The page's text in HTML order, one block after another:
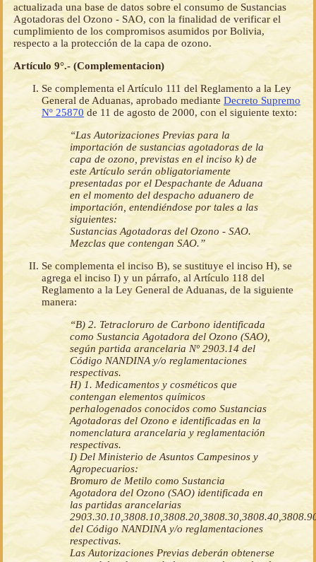
actualizada una base de datos sobre el consumo de Sustancias
Agotadoras del Ozono - SAO, con la finalidad de verificar el
cumplimiento de los compromisos asumidos por Bolivia,
respecto a la protección de la capa de ozono.
Artículo 9°.- (Complementacion)
Se complementa el Artículo 111 del Reglamento a la Ley
General de Aduanas, aprobado mediante Decreto Supremo
Nº 25870 de 11 de agosto de 2000, con el siguiente texto:
“Las Autorizaciones Previas para la
importación de sustancias agotadoras de la
capa de ozono, previstas en el inciso k) de
este Artículo serán obligatoriamente
presentadas por el Despachante de Aduana
en el momento del despacho aduanero de
importación, entendiéndose por tales a las
siguientes:
Sustancias Agotadoras del Ozono - SAO.
Mezclas que contengan SAO.”
Se complementa el inciso B), se sustituye el inciso H), se
agrega el inciso I) y un párrafo, al Artículo 118 del
Reglamento a la Ley General de Aduanas, de la siguiente
manera:
“B) 2. Tetracloruro de Carbono identificada
como Sustancia Agotadora del Ozono (SAO),
según partida arancelaria Nº 2903.14 del
Código NANDINA y/o reglamentaciones
respectivas.
H) 1. Medicamentos y cosméticos que
contengan elementos químicos
perhalogenados conocidos como Sustancias
Agotadoras del Ozono e identificadas en la
nomenclatura arancelaria y reglamentación
respectivas.
I) Del Ministerio de Asuntos Campesinos y
Agropecuarios:
Bromuro de Metilo como Sustancia
Agotadora del Ozono (SAO) identificada en
las partidas arancelarias
del Código NANDINA y/o reglamentaciones
respectivas.
Las Autorizaciones Previas deberán obtenerse